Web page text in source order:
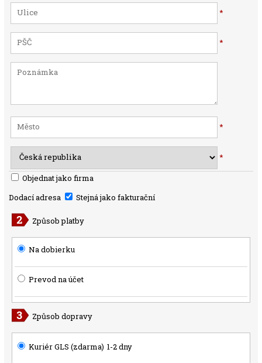
*
*
*
*
Objednat jako firma
Dodací adresa
Stejná jako fakturační
Způsob platby
Na dobierku
Prevod na účet
Způsob dopravy
Kuriér GLS (zdarma) 1-2 dny